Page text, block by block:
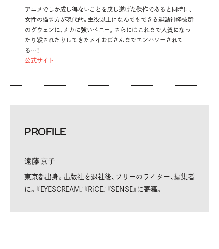
アニメでしか成し得ないことを成し遂げた傑作であると同時に、
女性の描き方が現代的。主役以上になんでもできる運動神経抜群
のグウェンに、メカに強いペニー。さらにはこれまで人質になっ
たり殺されたりしてきたメイおばさんまでエンパワーされて
る…！
公式サイト
PROFILE
遠藤 京子
東京都出身。出版社を退社後、フリーのライター、編集者
に。『EYESCREAM』『RiCE』『SENSE』に寄稿。